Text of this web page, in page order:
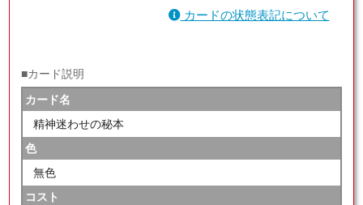
カードの状態表記について
■カード説明
カード名
精神迷わせの秘本
色
無色
コスト